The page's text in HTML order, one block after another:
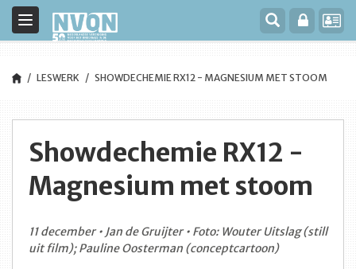
Toggle
navigation
LESWERK SHOWDECHEMIE RX12 - MAGNESIUM MET STOOM
Showdechemie RX12 -
Magnesium met stoom
11 december • Jan de Gruijter • Foto: Wouter Uitslag (still
uit film); Pauline Oosterman (conceptcartoon)